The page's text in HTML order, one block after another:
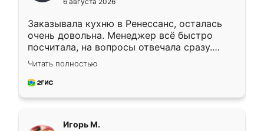
Заказывала кухню в Ренессанс, осталась
очень довольна. Менеджер всё быстро
посчитала, на вопросы отвечала сразу.
Замерщик приехал в субботу, подошёл к
делу со всей ответственностью. Собрали
за день, ребята работали аккуратно, даже
Читать полностью
Игорь М.